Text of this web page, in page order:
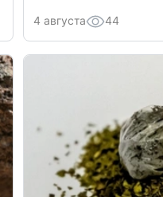
4 августа 44